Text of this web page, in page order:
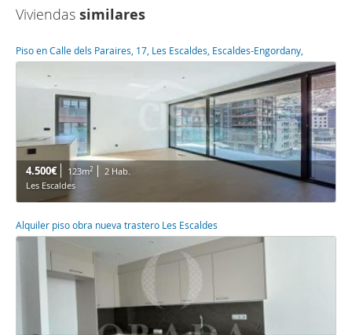
Viviendas similares
Piso en Calle dels Paraires, 17, Les Escaldes, Escaldes-Engordany,
4.500€ 123m2
2 Hab.
Les Escaldes
Alquiler piso obra nueva trastero Les Escaldes